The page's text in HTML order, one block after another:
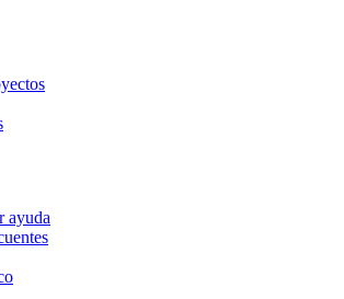
ayuda